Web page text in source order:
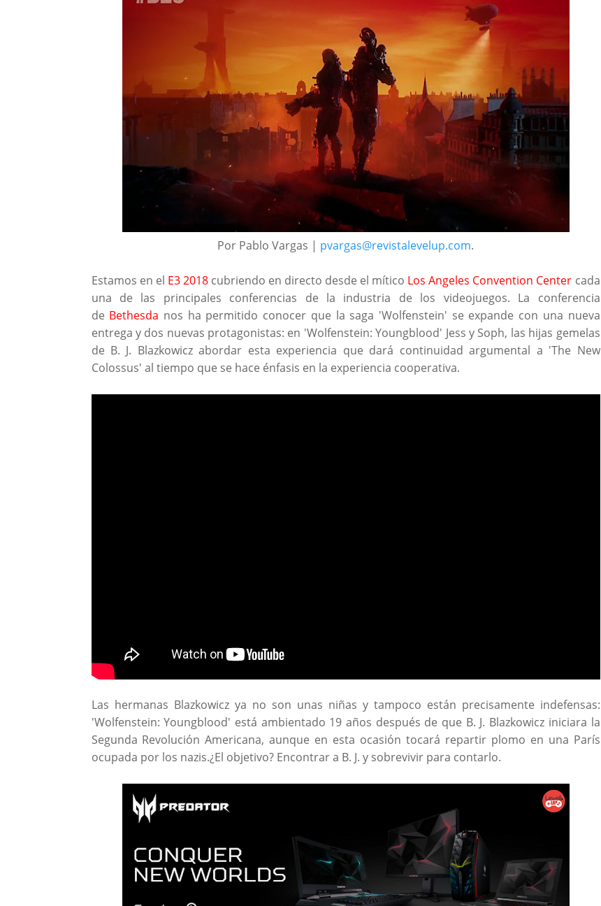
Por Pablo Vargas | pvargas@revistalevelup.com.
Estamos en el E3 2018cubriendo en directo desde el mítico Los Angeles Convention Center cada
una de las principales conferencias de la industria de los videojuegos. La conferencia
de Bethesda nos ha permitido conocer que la saga 'Wolfenstein' se expande con una nueva
entrega y dos nuevas protagonistas: en 'Wolfenstein: Youngblood' Jess y Soph, las hijas gemelas
de B. J. Blazkowicz abordar esta experiencia que dará continuidad argumental a 'The New
Colossus' al tiempo que se hace énfasis en la experiencia cooperativa.
Las hermanas Blazkowicz ya no son unas niñas y tampoco están precisamente indefensas:
'Wolfenstein: Youngblood' está ambientado 19 años después de que B. J. Blazkowicz iniciara la
Segunda Revolución Americana, aunque en esta ocasión tocará repartir plomo en una París
ocupada por los nazis.¿El objetivo? Encontrar a B. J. y sobrevivir para contarlo.